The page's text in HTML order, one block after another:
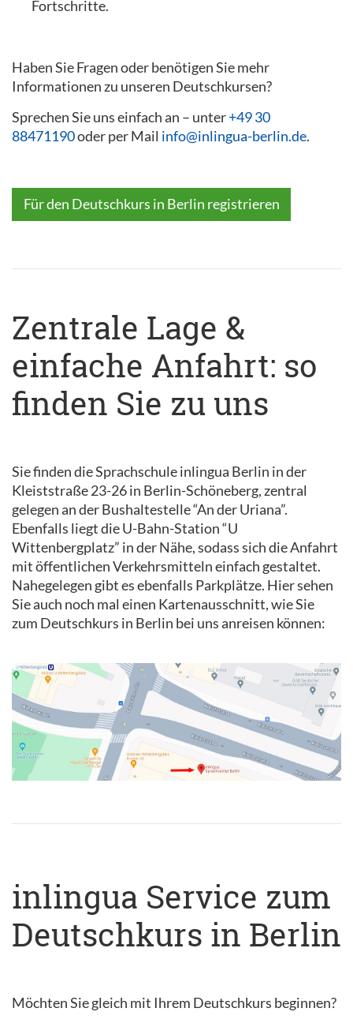
Fortschritte.
Haben Sie Fragen oder benötigen Sie mehr
Informationen zu unseren Deutschkursen?
Sprechen Sie uns einfach an – unter+49 30
88471190oder per Mail info@inlingua-berlin.de.
Für den Deutschkurs in Berlin registrieren
Zentrale Lage &
einfache Anfahrt: so
finden Sie zu uns
Sie finden die Sprachschule inlingua Berlin in der
Kleiststraße 23-26 in Berlin-Schöneberg, zentral
gelegen an der Bushaltestelle “An der Uriana”.
Ebenfalls liegt die U-Bahn-Station “U
Wittenbergplatz” in der Nähe, sodass sich die Anfahrt
mit öffentlichen Verkehrsmitteln einfach gestaltet.
Nahegelegen gibt es ebenfalls Parkplätze. Hier sehen
Sie auch noch mal einen Kartenausschnitt, wie Sie
zum Deutschkurs in Berlin bei uns anreisen können:
inlingua Service zum
Deutschkurs in Berlin
Möchten Sie gleich mit Ihrem Deutschkurs beginnen?